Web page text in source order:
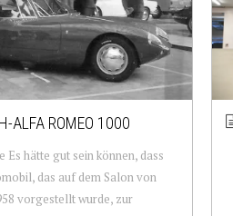
ALFA ROMEO 1000
Es hätte gut sein können, dass
das auf dem Salon von
vorgestellt wurde, zur